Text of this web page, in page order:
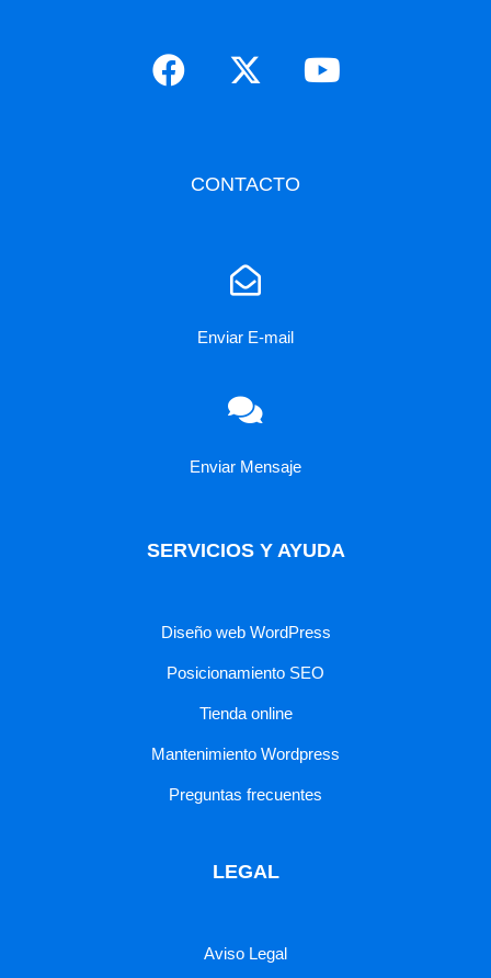
CONTACTO
Enviar E-mail
Enviar Mensaje
SERVICIOS Y AYUDA
Diseño web WordPress
Posicionamiento SEO
Tienda online
Mantenimiento Wordpress
Preguntas frecuentes
LEGAL
Aviso Legal